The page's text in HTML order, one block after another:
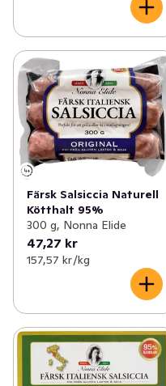
Färsk Salsiccia Naturell
Kötthalt 95%
300 g, Nonna Elide
47,27 kr
157,57 kr /kg